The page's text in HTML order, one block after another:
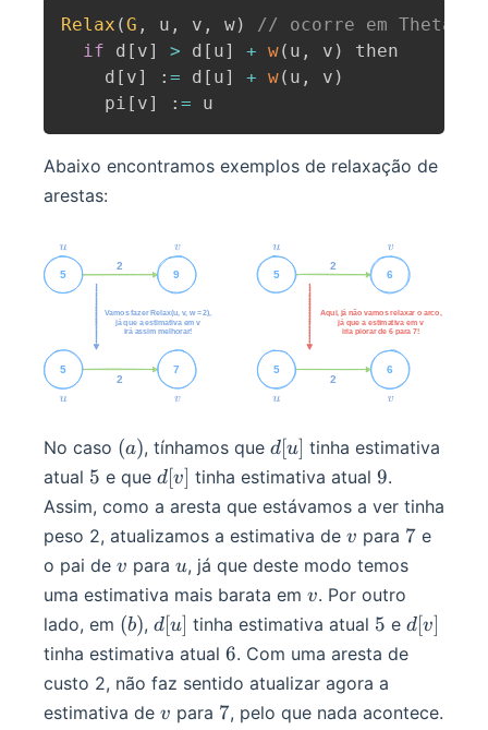
Relax (G , u , v , w)
// ocorre em Theta(1)
if d [ v] > d [ u] + w( u , v )
then
    d
[ v] : = d [ u] + w( u , v )
    pi
[ v] : = u
Abaixo encontramos exemplos de relaxação de
arestas:
No caso (a)
(a), tínhamos que d[u]
d[u] tinha estimativa
atual 5
5 e que d[v]
d[v] tinha estimativa atual 9
9.
Assim, como a aresta que estávamos a ver tinha
peso 2, atualizamos a estimativa de v
v para 7
7e
o pai de v
v para u
u, já que deste modo temos
uma estimativa mais barata em v
v. Por outro
lado, em (b)
(b), d[u]
d[u] tinha estimativa atual 5
5 e d[v]
d[v]
tinha estimativa atual 6
6. Com uma aresta de
custo 2, não faz sentido atualizar agora a
estimativa de v
v para 7
7, pelo que nada acontece.